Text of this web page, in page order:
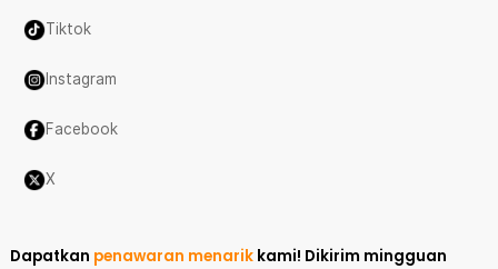
Tiktok
Instagram
Facebook
X
Dapatkan penawaran menarik kami! Dikirim mingguan